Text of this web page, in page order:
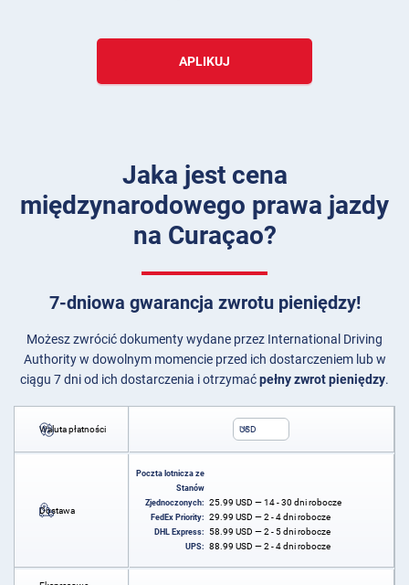
APLIKUJ
Jaka jest cena
międzynarodowego prawa jazdy
na Curaçao?
7-dniowa gwarancja zwrotu pieniędzy!
Możesz zwrócić dokumenty wydane przez International Driving
Authority w dowolnym momencie przed ich dostarczeniem lub w
ciągu 7 dni od ich dostarczenia i otrzymaćpełny zwrot pieniędzy.
Waluta płatności USD
Dostawa
Poczta lotnicza ze
Stanów
Zjednoczonych:
25.99 USD — 14 - 30 dni robocze
FedEx Priority: 29.99 USD — 2 - 4 dni robocze
DHL Express: 58.99 USD — 2 - 5 dni robocze
UPS: 88.99 USD — 2 - 4 dni robocze